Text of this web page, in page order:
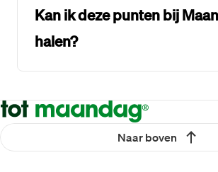
Kan ik deze punten bij
halen?
Naar boven